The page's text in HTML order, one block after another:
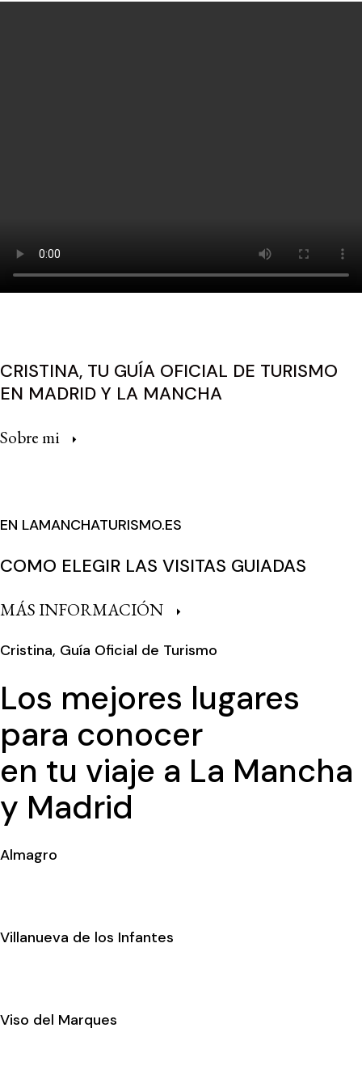
CRISTINA, TU GUÍA OFICIAL DE TURISMO
EN MADRID Y LA MANCHA
Sobre mi
EN LAMANCHATURISMO.ES
COMO ELEGIR LAS VISITAS GUIADAS
MÁS INFORMACIÓN
Cristina, Guía Oficial de Turismo
Los mejores lugares
para conocer
en tu viaje a La Mancha
y Madrid
Almagro
Villanueva de los Infantes
Viso del Marques